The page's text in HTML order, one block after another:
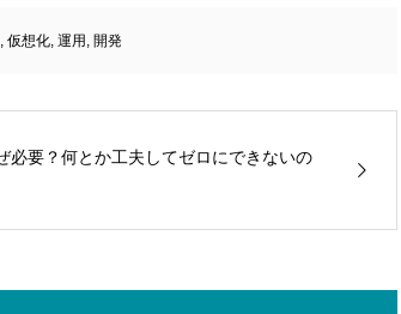
仮想化, 運用 開発
必要？何とか工夫してゼロにできないの